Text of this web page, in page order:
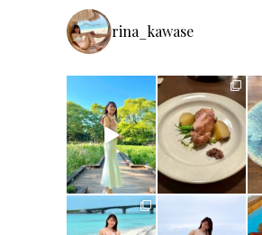
rina_kawase